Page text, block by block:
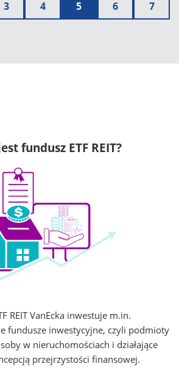
3 4 5 6 7
fundusz ETF REIT?
REIT VanEcka inwestuje m.in.
fundusze inwestycyjne, czyli podmioty
w nieruchomościach i działające
przejrzystości finansowej.